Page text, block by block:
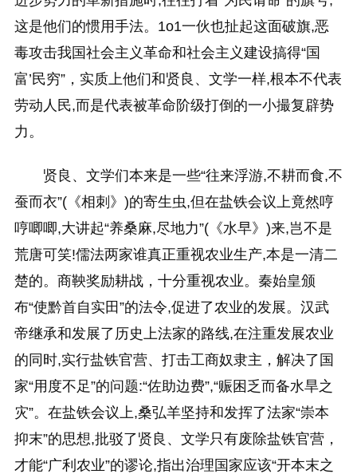
这是他们的惯用手法。1o1一伙也扯起这面破旗,恶
毒攻击我国社会主义革命和社会主义建设搞得“国
富’民穷”，实质上他们和贤良、文学一样,根本不代表
劳动人民,而是代表被革命阶级打倒的一小撮复辟势
力。
贤良、文学们本来是一些“往来浮游,不耕而食,不
蚕而衣”(《相刺》)的寄生虫,但在盐铁会议上竟然哼
哼唧唧,大讲起“养桑麻,尽地力”(《水早》)来,岂不是
荒唐可笑!儒法两家谁真正重视农业生产,本是一清二
楚的。商鞅奖励耕战，十分重视农业。秦始皇颁
布“使黔首自实田”的法令,促进了农业的发展。汉武
帝继承和发展了历史上法家的路线,在注重发展农业
的同时,实行盐铁官营、打击工商奴隶主，解决了国
家“用度不足”的问题:“佐助边费”,“赈困乏而备水旱之
灾”。在盐铁会议上,桑弘羊坚持和发挥了法家“崇本
抑末”的思想,批驳了贤良、文学只有废除盐铁官营，
才能“广利农业”的谬论,指出治理国家应该“开本末之